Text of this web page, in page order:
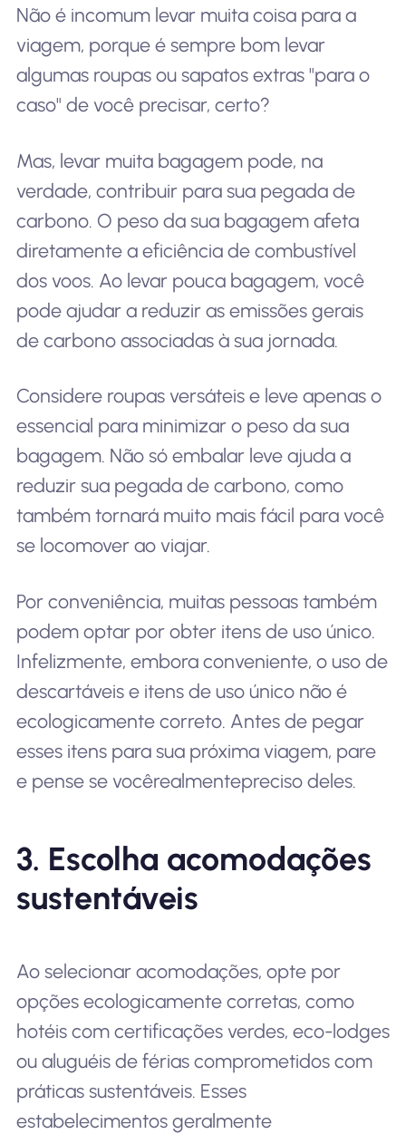
Não é incomum levar muita coisa para a
viagem, porque é sempre bom levar
algumas roupas ou sapatos extras "para o
caso" de você precisar, certo?
Mas, levar muita bagagem pode, na
verdade, contribuir para sua pegada de
carbono. O peso da sua bagagem afeta
diretamente a eficiência de combustível
dos voos. Ao levar pouca bagagem, você
pode ajudar a reduzir as emissões gerais
de carbono associadas à sua jornada.
Considere roupas versáteis e leve apenas o
essencial para minimizar o peso da sua
bagagem. Não só embalar leve ajuda a
reduzir sua pegada de carbono, como
também tornará muito mais fácil para você
se locomover ao viajar.
Por conveniência, muitas pessoas também
podem optar por obter itens de uso único.
Infelizmente, embora conveniente, o uso de
descartáveis e itens de uso único não é
ecologicamente correto. Antes de pegar
esses itens para sua próxima viagem, pare
e pense se vocêrealmentepreciso deles.
3. Escolha acomodações
sustentáveis
Ao selecionar acomodações, opte por
opções ecologicamente corretas, como
hotéis com certificações verdes, eco-lodges
ou aluguéis de férias comprometidos com
práticas sustentáveis. Esses
estabelecimentos geralmente